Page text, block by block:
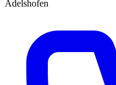
Adelshofen